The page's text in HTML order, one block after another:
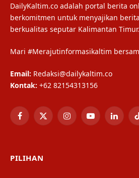
DailyKaltim.co adalah portal berita
berkomitmen untuk menyajikan
berkualitas seputar Kalimantan Timur.
Mari #Merajutinformasikaltim
Email: Redaksi@dailykaltim.co
Kontak: +62 82154313156
Facebook
X
InstagramYouTubeLinkedIn
PILIHAN